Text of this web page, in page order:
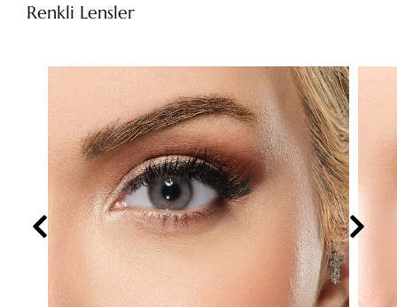
Renkli Lensler